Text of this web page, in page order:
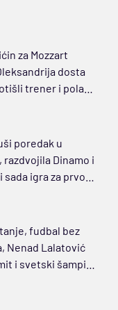
za Mozzart
dosta
trener i pola
poredak u
razdvojila Dinamo i
sada igra za prvo
fudbal bez
Nenad Lalatović
i svetski šampion